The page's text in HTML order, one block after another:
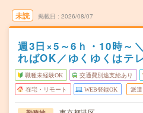
未読 掲載日 2026/08/07
週3日×5～6ｈ・10時～
ればOK／ゆくゆくはテ
職種未経験OK 交通費別途支給あり
在宅・リモート WEB登録OK 派遣